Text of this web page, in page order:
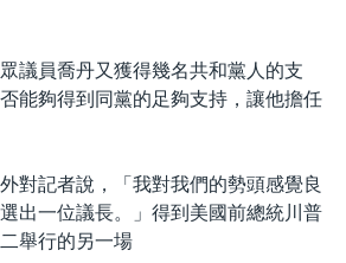
議員喬丹又獲得幾名共和黨人的支
能夠得到同黨的足夠支持，讓他擔任
對記者說，「我對我們的勢頭感覺良
出一位議長。」得到美國前總統川普
舉行的另一場